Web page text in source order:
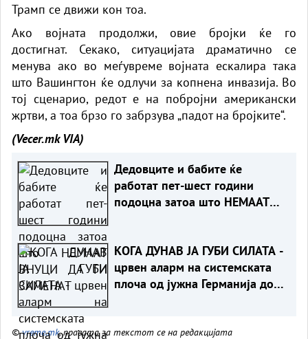
Трамп се движи кон тоа.
Ако војната продолжи, овие бројки ќе го
достигнат. Секако, ситуацијата драматично се
менува ако во меѓувреме војната ескалира така
што Вашингтон ќе одлучи за копнена инвазија. Во
тој сценарио, редот е на побројни американски
жртви, а тоа брзо го забрзува „падот на бројките“.
(Vecer.mkVIA)
Дедовците и бабите ќе
работат пет-шест години
подоцна затоа што НЕМААТ
КОГА ДУНАВ ЈА ГУБИ СИЛАТА -
црвен аларм на системската
плоча од јужна Германија до
©vreme.mk, правата за текстот се на редакцијата